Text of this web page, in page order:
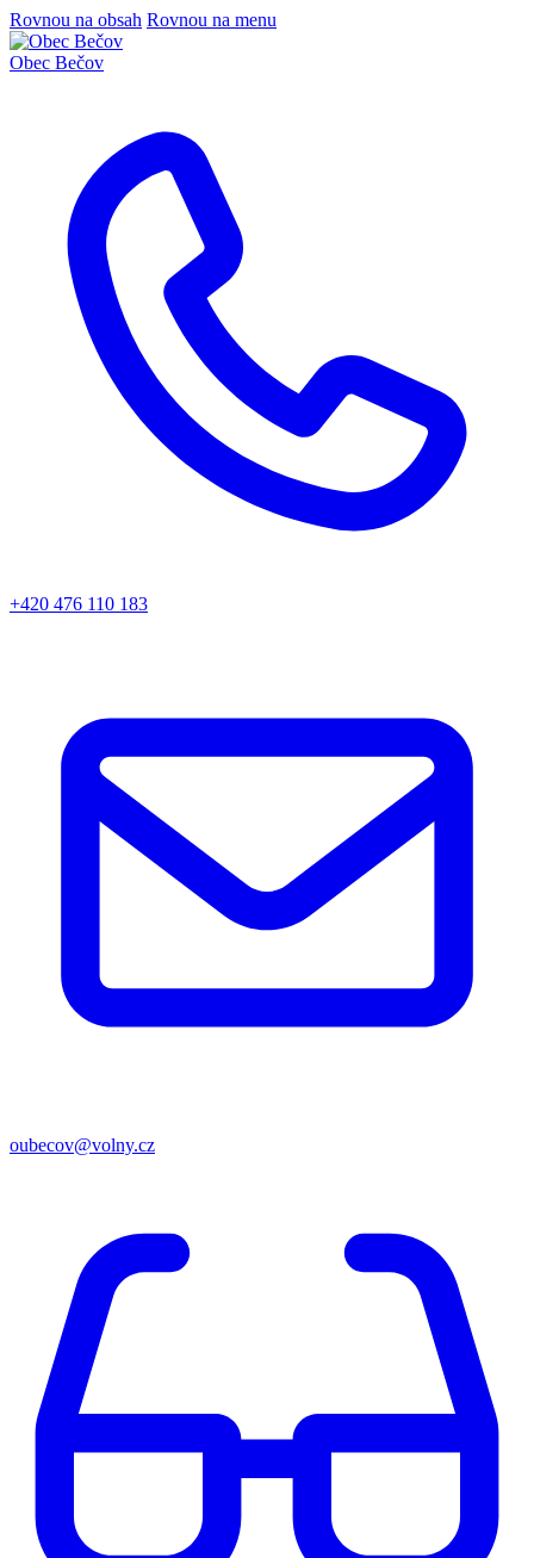
Rovnou na obsah Rovnou na menu
Obec Bečov
+420 476 110 183
oubecov@volny.cz